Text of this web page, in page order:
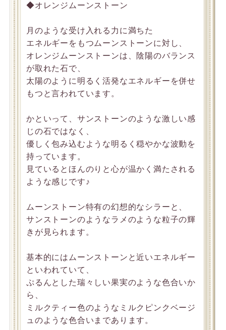
◆オレンジムーンストーン
月のような受け入れる力に満ちた
エネルギーをもつムーンストーンに対し、
オレンジムーンストーンは、陰陽のバランス
が取れた石で、
太陽のように明るく活発なエネルギーを併せ
もつと言われています。
かといって、サンストーンのような激しい感
じの石ではなく、
優しく包み込むような明るく穏やかな波動を
持っています。
見ているとほんのりと心が温かく満たされる
ような感じです♪
ムーンストーン特有の幻想的なシラーと、
サンストーンのようなラメのような粒子の輝
きが見られます。
基本的にはムーンストーンと近いエネルギー
といわれていて、
ぷるんとした瑞々しい果実のような色合いか
ら、
ミルクティー色のようなミルクピンクベージ
ュのような色合いまであります。